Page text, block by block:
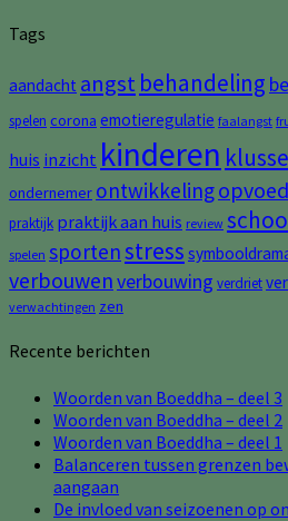
Tags
aandacht angst behandeling
spelen corona emotieregulatie faalangst
huis inzicht kinderen
ondernemer ontwikkeling
praktijk praktijk aan huis review
spelen sportenstress
verbouwenverbouwing verdriet
verwachtingen zen
Recente berichten
Woorden van Boeddha – deel 3
Woorden van Boeddha – deel 2
Woorden van Boeddha – deel 1
Balanceren tussen grenzen
aangaan
De invloed van seizoenen op